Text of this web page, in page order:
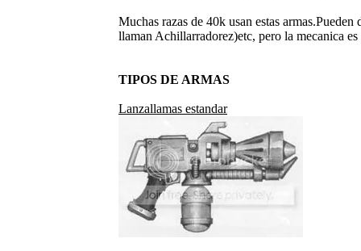
Muchas razas de 40k usan estas
llaman Achillarradorez)etc, pero la mecanica
TIPOS DE ARMAS
Lanzallamas estandar